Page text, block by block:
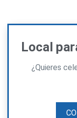
Local
¿Quieres